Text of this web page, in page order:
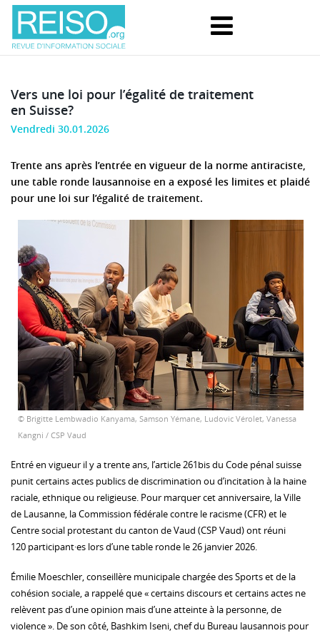
Vers une loi pour l’égalité de traitement
en Suisse?
Vendredi 30.01.2026
Trente ans après l’entrée en vigueur de la norme antiraciste,
une table ronde lausannoise en a exposé les limites et plaidé
pour une loi sur l’égalité de traitement.
© Brigitte Lembwadio Kanyama, Samson Yémane, Ludovic Vérolet, Vanessa
Kangni / CSP Vaud
Entré en vigueur il y a trente ans, l’article 261bis du Code pénal suisse
punit certains actes publics de discrimination ou d’incitation à la haine
raciale, ethnique ou religieuse. Pour marquer cet anniversaire, la Ville
de Lausanne, la Commission fédérale contre le racisme (CFR) et le
Centre social protestant du canton de Vaud (CSP Vaud) ont réuni
120 participant·es lors d’une table ronde le 26 janvier 2026.
Émilie Moeschler, conseillère municipale chargée des Sports et de la
cohésion sociale, a rappelé que « certains discours et certains actes ne
relèvent pas d’une opinion mais d’une atteinte à la personne, de
violence ». De son côté, Bashkim Iseni, chef du Bureau lausannois pour